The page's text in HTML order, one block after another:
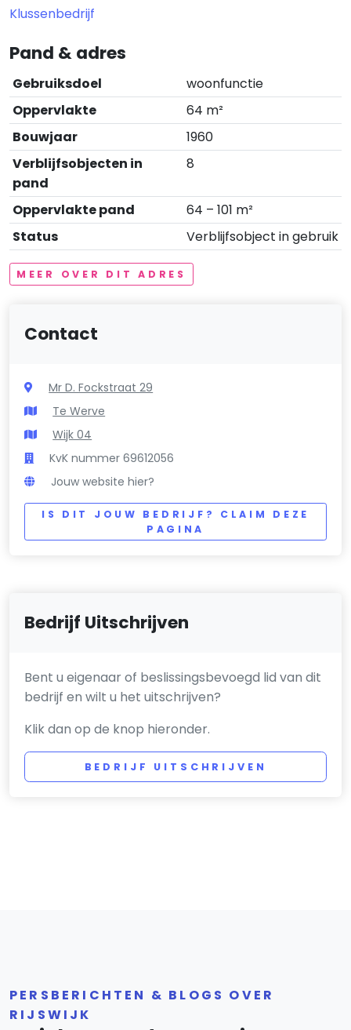
Klussenbedrijf
Pand & adres
Gebruiksdoel
woonfunctie
Oppervlakte
64 m²
Bouwjaar
1960
Verblijfsobjecten in
pand
8
Oppervlakte pand
64 – 101 m²
Status
Verblijfsobject in gebruik
MEER OVER DIT ADRES
Contact
Mr D. Fockstraat 29
Te Werve
Wijk 04
KvK nummer 69612056
Jouw website hier?
IS DIT JOUW BEDRIJF? CLAIM DEZE
PAGINA
Bedrijf Uitschrijven
Bent u eigenaar of beslissingsbevoegd lid van dit
bedrijf en wilt u het uitschrijven?
Klik dan op de knop hieronder.
BEDRIJF UITSCHRIJVEN
PERSBERICHTEN & BLOGS OVER
RIJSWIJK